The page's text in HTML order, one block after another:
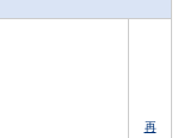
再